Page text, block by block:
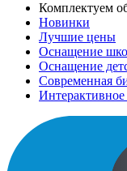
Комплектуем
Новинки
Лучшие цены
Оснащение
Оснащение
Современная